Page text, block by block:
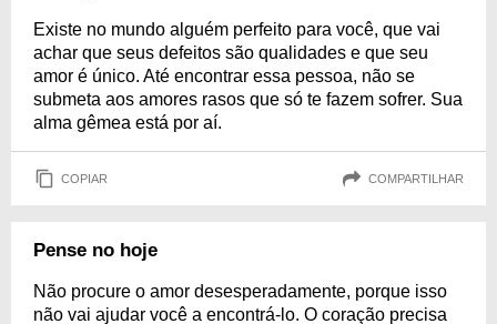
Existe no mundo alguém perfeito para você, que vai
achar que seus defeitos são qualidades e que seu
amor é único. Até encontrar essa pessoa, não se
submeta aos amores rasos que só te fazem sofrer. Sua
alma gêmea está por aí.
COPIAR COMPARTILHAR
Pense no hoje
Não procure o amor desesperadamente, porque isso
não vai ajudar você a encontrá-lo. O coração precisa